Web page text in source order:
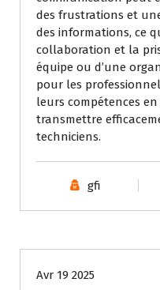
des frustrations et
des informations, ce
collaboration et la
équipe ou d’une
pour les
leurs compétences
transmettre
techniciens.
gfi
Avr 19 2025